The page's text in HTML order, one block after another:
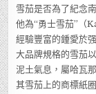
雪茄是否為了紀念
他為“勇士雪茄”（
經驗豐富的鍾愛於
大品牌規格的雪茄
泥土氣息，屬哈瓦
其雪茄上的商標紙